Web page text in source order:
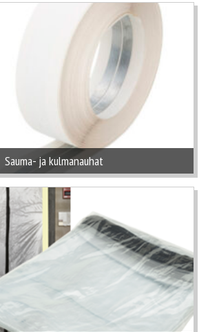
Sauma- ja kulmanauhat